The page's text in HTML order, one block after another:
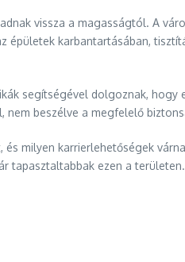
vissza a magasságtól. A
épületek karbantartásában,
segítségével dolgoznak, hogy
nem beszélve a megfelelő
milyen karrierlehetőségek
tapasztaltabbak ezen a területen.